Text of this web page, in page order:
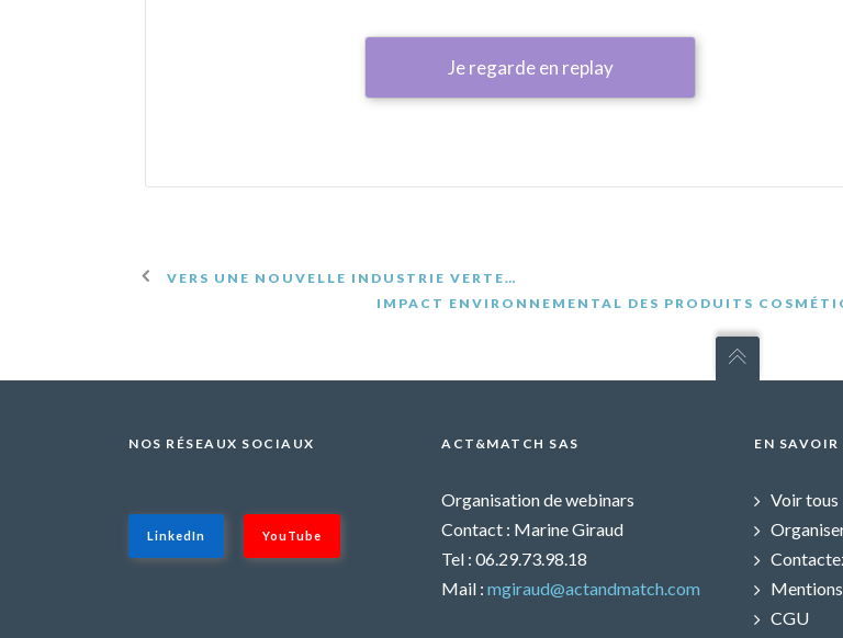
Je regarde en replay
VERS UNE NOUVELLE INDUSTRIE VERTE…
IMPACT ENVIRONNEMENTAL DES PRODUITS
NOS RÉSEAUX SOCIAUX
LinkedIn YouTube
ACT&MATCH SAS
Organisation de webinars
Contact : Marine Giraud
Tel : 06.29.73.98.18
Mail : mgiraud@actandmatch.com
EN SAVOIR
Voir tous
Mentions
CGU